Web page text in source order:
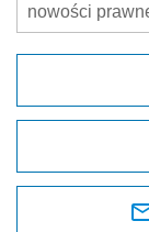
nowości